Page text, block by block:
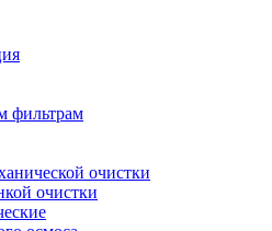
фильтрам
очистки
очистки